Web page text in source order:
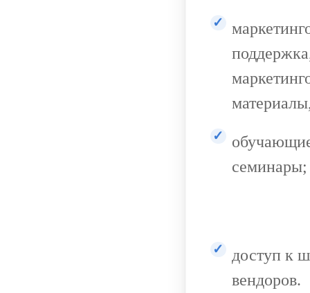
семинары;
доступ к
вендоров.